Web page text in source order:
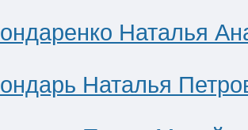
Наталья
Наталья